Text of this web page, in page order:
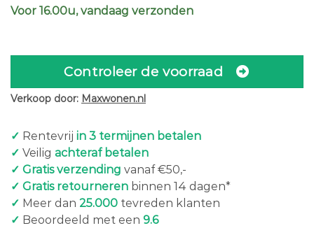
Voor 16.00u, vandaag verzonden
Controleer de voorraad
Verkoop door: Maxwonen.nl
✓ Rentevrij in 3 termijnen betalen
✓ Veilig achteraf betalen
✓ Gratis verzending vanaf €50,-
✓ Gratis retourneren binnen 14 dagen*
✓ Meer dan 25.000 tevreden klanten
✓ Beoordeeld met een 9.6